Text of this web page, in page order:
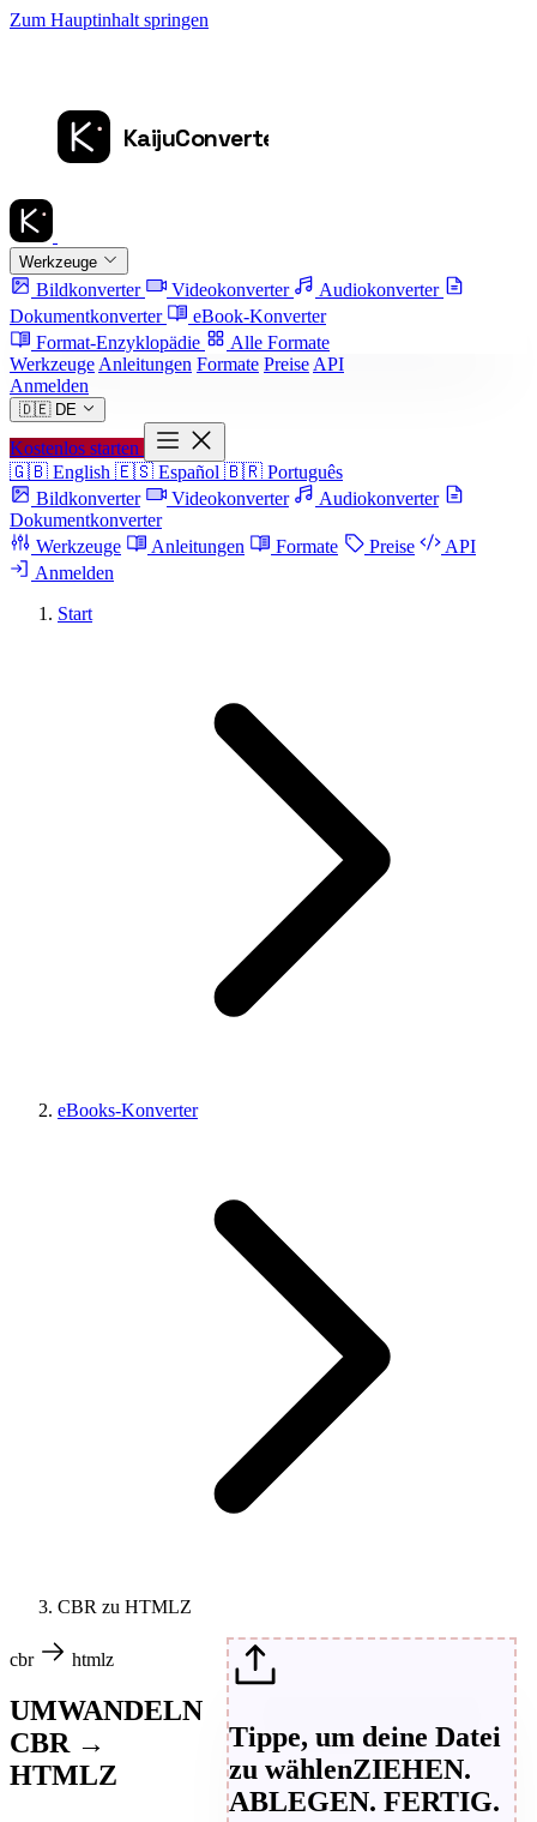
Zum Hauptinhalt springen
Werkzeuge
Bildkonverter Videokonverter
Audiokonverter
Dokumentkonverter
eBook-Konverter
Format-Enzyklopädie
Alle Formate
Werkzeuge Anleitungen Formate Preise API
Anmelden
🇩🇪 DE
Kostenlos starten
🇬🇧 English 🇪🇸 Español 🇧🇷 Português
Bildkonverter
Videokonverter
Audiokonverter
Dokumentkonverter
Werkzeuge
Anleitungen Formate Preise
API
Anmelden
Start
eBooks-Konverter
CBR zu HTMLZ
cbr htmlz
UMWANDELN
CBR →
HTMLZ
Tippe, um deine Datei
zu wählenZIEHEN.
ABLEGEN. FERTIG.